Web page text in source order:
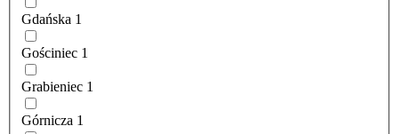
Gdańska 1
Gościniec 1
Grabieniec 1
Górnicza 1